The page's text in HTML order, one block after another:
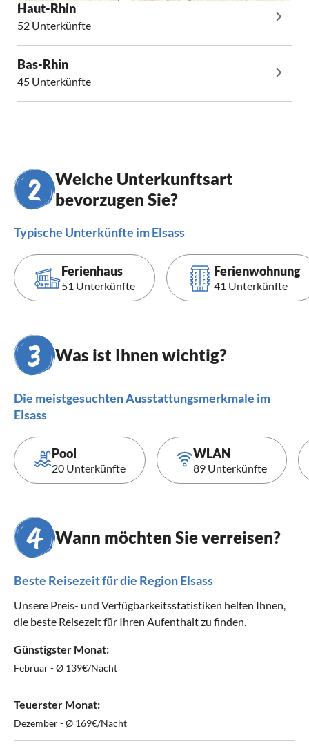
Haut-Rhin
52 Unterkünfte
Bas-Rhin
45 Unterkünfte
Welche Unterkunftsart
bevorzugen Sie?
Typische Unterkünfte im Elsass
Ferienhaus
51 Unterkünfte
Ferienwohnung
41 Unterkünfte
Was ist Ihnen wichtig?
Die meistgesuchten Ausstattungsmerkmale im
Elsass
Pool
20 Unterkünfte
WLAN
89 Unterkünfte
Wann möchten Sie verreisen?
Beste Reisezeit für die Region Elsass
Unsere Preis- und Verfügbarkeitsstatistiken helfen Ihnen,
die beste Reisezeit für Ihren Aufenthalt zu finden.
Günstigster Monat:
Februar - Ø 139€/Nacht
Teuerster Monat:
Dezember - Ø 169€/Nacht